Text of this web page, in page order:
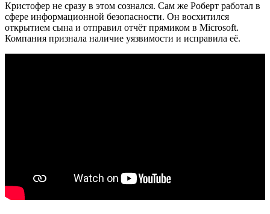
Кристофер не сразу в этом сознался. Сам же Роберт работал в
сфере информационной безопасности. Он восхитился
открытием сына и отправил отчёт прямиком в Microsoft.
Компания признала наличие уязвимости и исправила её.